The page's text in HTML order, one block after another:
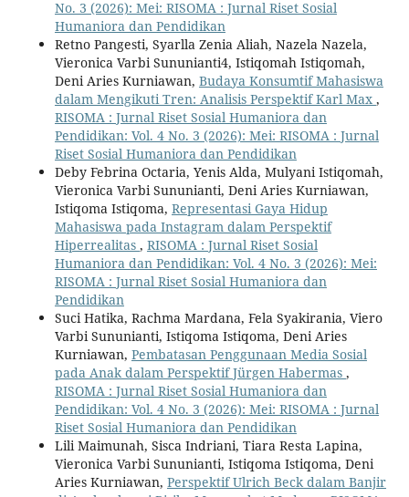
No. 3 (2026): Mei: RISOMA : Jurnal Riset Sosial
Humaniora dan Pendidikan
Retno Pangesti, Syarlla Zenia Aliah, Nazela Nazela,
Vieronica Varbi Sununianti4, Istiqomah Istiqomah,
Deni Aries Kurniawan, Budaya Konsumtif Mahasiswa
dalam Mengikuti Tren: Analisis Perspektif Karl Max ,
RISOMA : Jurnal Riset Sosial Humaniora dan
Pendidikan: Vol. 4 No. 3 (2026): Mei: RISOMA : Jurnal
Riset Sosial Humaniora dan Pendidikan
Deby Febrina Octaria, Yenis Alda, Mulyani Istiqomah,
Vieronica Varbi Sununianti, Deni Aries Kurniawan,
Istiqoma Istiqoma, Representasi Gaya Hidup
Mahasiswa pada Instagram dalam Perspektif
Hiperrealitas , RISOMA : Jurnal Riset Sosial
Humaniora dan Pendidikan: Vol. 4 No. 3 (2026): Mei:
RISOMA : Jurnal Riset Sosial Humaniora dan
Pendidikan
Suci Hatika, Rachma Mardana, Fela Syakirania, Viero
Varbi Sununianti, Istiqoma Istiqoma, Deni Aries
Kurniawan, Pembatasan Penggunaan Media Sosial
pada Anak dalam Perspektif Jürgen Habermas ,
RISOMA : Jurnal Riset Sosial Humaniora dan
Pendidikan: Vol. 4 No. 3 (2026): Mei: RISOMA : Jurnal
Riset Sosial Humaniora dan Pendidikan
Lili Maimunah, Sisca Indriani, Tiara Resta Lapina,
Vieronica Varbi Sununianti, Istiqoma Istiqoma, Deni
Aries Kurniawan, Perspektif Ulrich Beck dalam Banjir